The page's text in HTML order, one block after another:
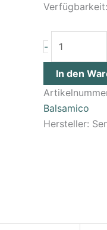
Verfügbarkeit:
-
In den
Balsamico
Hersteller: